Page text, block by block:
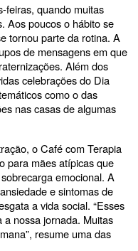
feiras, quando muitas
Aos poucos o hábito se
tornou parte da rotina. A
de mensagens em que
Além dos
celebrações do Dia
como o das
nas casas de algumas
o Café com Terapia
para mães atípicas que
emocional. A
e sintomas de
a vida social. “Esses
nossa jornada. Muitas
resume uma das